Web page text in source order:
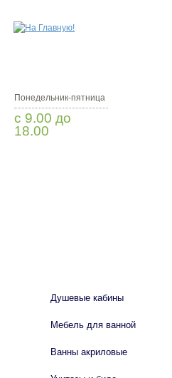
Понедельник-пятница
с 9.00 до
18.00
Душевые кабины
Мебель для ванной
Ванны акриловые